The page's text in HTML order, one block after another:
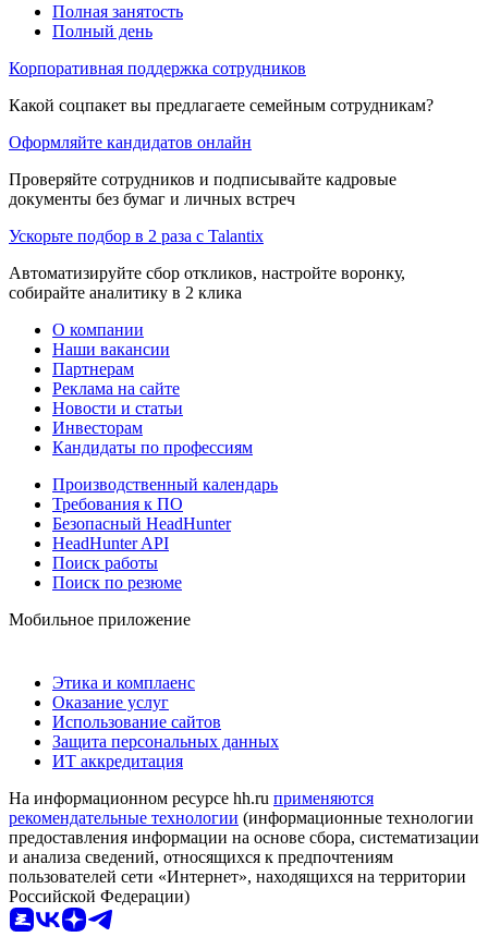
Полная занятость
Полный день
Корпоративная поддержка сотрудников
Какой соцпакет вы предлагаете семейным сотрудникам?
Оформляйте кандидатов онлайн
Проверяйте сотрудников и подписывайте кадровые
документы без бумаг и личных встреч
Ускорьте подбор в 2 раза с Talantix
Автоматизируйте сбор откликов, настройте воронку,
собирайте аналитику в 2 клика
О компании
Наши вакансии
Партнерам
Реклама на сайте
Новости и статьи
Инвесторам
Кандидаты по профессиям
Производственный календарь
Требования к ПО
Безопасный HeadHunter
HeadHunter API
Поиск работы
Поиск по резюме
Мобильное приложение
Этика и комплаенс
Оказание услуг
Использование сайтов
Защита персональных данных
ИТ аккредитация
На информационном ресурсе hh.ru применяются
рекомендательные технологии (информационные технологии
предоставления информации на основе сбора, систематизации
и анализа сведений, относящихся к предпочтениям
пользователей сети «Интернет», находящихся на территории
Российской Федерации)